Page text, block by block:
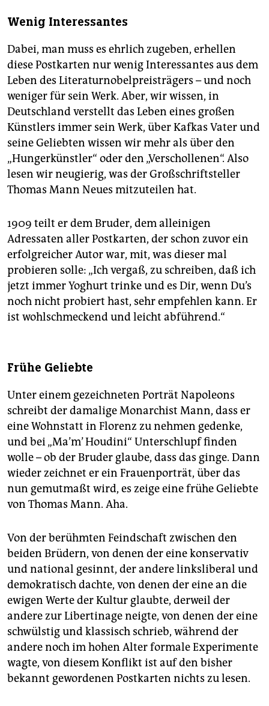
Wenig Interessantes
Dabei, man muss es ehrlich zugeben, erhellen
diese Postkarten nur wenig Interessantes aus dem
Leben des Literaturnobelpreisträgers – und noch
weniger für sein Werk. Aber, wir wissen, in
Deutschland verstellt das Leben eines großen
Künstlers immer sein Werk, über Kafkas Vater und
seine Geliebten wissen wir mehr als über den
„Hungerkünstler“ oder den „Verschollenen“. Also
lesen wir neugierig, was der Großschriftsteller
Thomas Mann Neues mitzuteilen hat.
1909 teilt er dem Bruder, dem alleinigen
Adressaten aller Postkarten, der schon zuvor ein
erfolgreicher Autor war, mit, was dieser mal
probieren solle: „Ich vergaß, zu schreiben, daß ich
jetzt immer Yoghurt trinke und es Dir, wenn Du’s
noch nicht probiert hast, sehr empfehlen kann. Er
ist wohlschmeckend und leicht abführend.“
Frühe Geliebte
Unter einem gezeichneten Porträt Napoleons
schreibt der damalige Monarchist Mann, dass er
eine Wohnstatt in Florenz zu nehmen gedenke,
und bei „Ma’m’ Houdini“ Unterschlupf finden
wolle – ob der Bruder glaube, dass das ginge. Dann
wieder zeichnet er ein Frauenporträt, über das
nun gemutmaßt wird, es zeige eine frühe Geliebte
von Thomas Mann. Aha.
Von der berühmten Feindschaft zwischen den
beiden Brüdern, von denen der eine konservativ
und national gesinnt, der andere linksliberal und
demokratisch dachte, von denen der eine an die
ewigen Werte der Kultur glaubte, derweil der
andere zur Libertinage neigte, von denen der eine
schwülstig und klassisch schrieb, während der
andere noch im hohen Alter formale Experimente
wagte, von diesem Konflikt ist auf den bisher
bekannt gewordenen Postkarten nichts zu lesen.